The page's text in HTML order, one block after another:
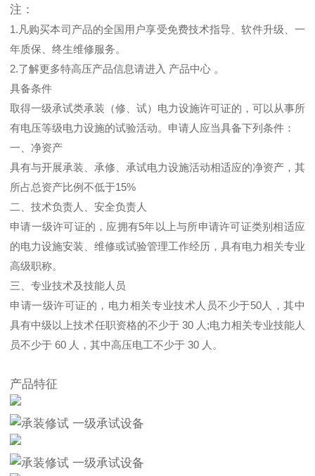
注：
1.凡购买本司产品的全国用户享受免费技术指导、软件升级、一
年质保、终生维修服务。
2.了解更多特高压产品信息请进入 产品中心 。
具备条件
取得一级承试类承装（修、试）电力设施许可证的，可以从事所
有电压等级电力设施的试验活动。申请人应当具备下列条件：
一、净资产
具有与开展承装、承修、承试电力设施活动相适应的净资产，其
所占总资产比例不低于15%
二、技术负责人、安全负责人
申请一级许可证的，应拥有5年以上与所申请许可证类别相适应
的电力设施安装、维修或试验管理工作经历，具有电力相关专业
高级职称。
三、专业技术及技能人员
申请一级许可证的，电力相关专业技术人员不少于50人，其中
具有中级以上技术任职资格的不少于 30 人;电力相关专业技能人
员不少于 60 人，其中高压电工不少于 30 人。
产品特征